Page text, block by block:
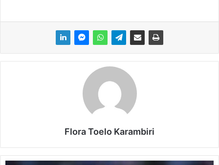
Flora Toelo Karambiri